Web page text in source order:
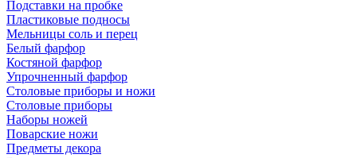
Подставки на пробке
Пластиковые подносы
Мельницы соль и перец
Белый фарфор
Костяной фарфор
Упрочненный фарфор
Столовые приборы и ножи
Столовые приборы
Наборы ножей
Поварские ножи
Предметы декора